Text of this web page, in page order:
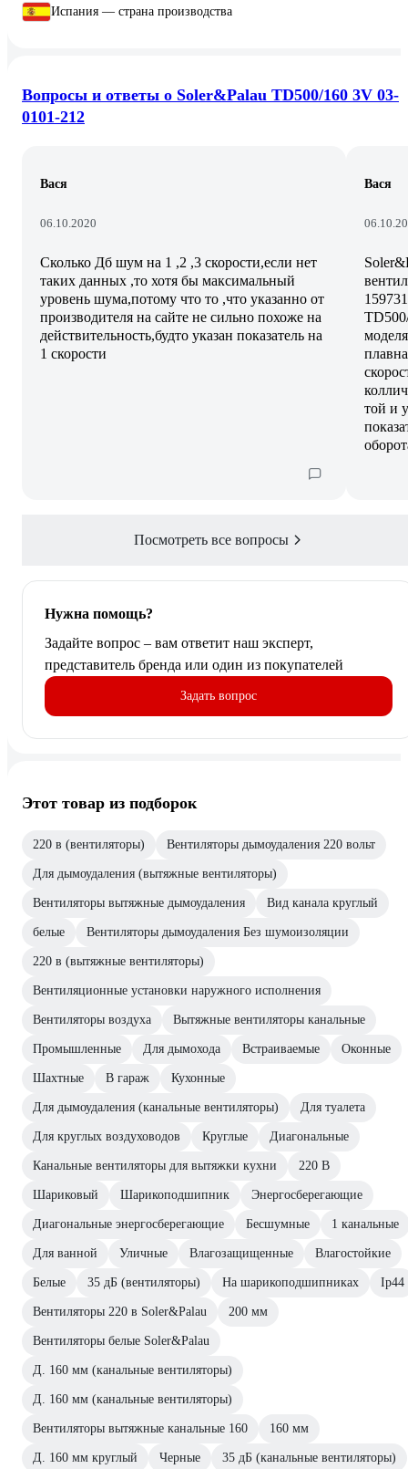
Испания — страна производства
Вопросы и ответы о Soler&Palau TD500/160 3V 03-
0101-212
Вася
06.10.2020
Сколько Дб шум на 1 ,2 ,3 скорости,если нет
таких данных ,то хотя бы максимальный
уровень шума,потому что то ,что указанно от
производителя на сайте не сильно похоже на
действительность,будто указан показатель на
1 скорости
Вася
той и
Посмотреть все вопросы
Нужна помощь?
Задайте вопрос – вам ответит наш эксперт,
представитель бренда или один из покупателей
Задать вопрос
Этот товар из подборок
220 в (вентиляторы) Вентиляторы дымоудаления 220 вольт
Для дымоудаления (вытяжные вентиляторы)
Вентиляторы вытяжные дымоудаления Вид канала круглый
белые Вентиляторы дымоудаления Без шумоизоляции
220 в (вытяжные вентиляторы)
Вентиляционные установки наружного исполнения
Вентиляторы воздуха Вытяжные вентиляторы канальные
Промышленные Для дымохода Встраиваемые Оконные
Шахтные В гараж Кухонные
Для дымоудаления (канальные вентиляторы) Для туалета
Для круглых воздуховодов Круглые Диагональные
Канальные вентиляторы для вытяжки кухни 220 В
Шариковый Шарикоподшипник Энергосберегающие
Диагональные энергосберегающие Бесшумные 1 канальные
Для ванной Уличные Влагозащищенные Влагостойкие
Белые 35 дБ (вентиляторы) На шарикоподшипниках Ip44
Вентиляторы 220 в Soler&Palau 200 мм
Вентиляторы белые Soler&Palau
Д. 160 мм (канальные вентиляторы)
Д. 160 мм (канальные вентиляторы)
Вентиляторы вытяжные канальные 160 160 мм
Д. 160 мм круглый Черные 35 дБ (канальные вентиляторы)